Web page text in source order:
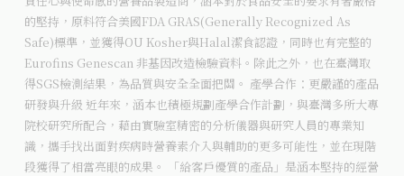
的堅持，原料符合美國FDA GRAS(Generally Recognized As
Safe)標準，並獲得OU Kosher與Halal潔食認證，同時也有完整的
Eurofins Genescan 非基因改造檢驗資料。除此之外，也在臺灣取
得SGS檢測結果，為品質與安全全面把關。 產學合作：更嚴謹的產品
研發與升級 近年來，涵本也積極規劃產學合作計劃，與臺灣多所大專
院校研究所配合，藉由實驗室精密的分析儀器與研究人員的專業知
識，攜手找出面對疾病時營養素介入與輔助的更多可能性，並在現階
段獲得了相當亮眼的成果。 「給客戶優質的產品」是涵本堅持的經營